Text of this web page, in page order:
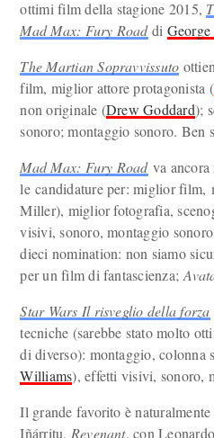
ottimi film della stagione 2015,
Mad Max: Fury Roaddi
The Martian Sopravvissuto
film, miglior attore protagonista (
non originale (Drew Goddard);
sonoro; montaggio sonoro. Ben
Mad Max: Fury Roadva ancora
le candidature per: miglior film,
Miller), miglior fotografia,
visivi, sonoro, montaggio
dieci nomination: non siamo
per un film di fantascienza;
Star Wars Il risveglio della forza
tecniche (sarebbe stato molto
di diverso): montaggio, colonna
Williams), effetti visivi, sonoro,
Il grande favorito è
Iñárritu, Revenant, con